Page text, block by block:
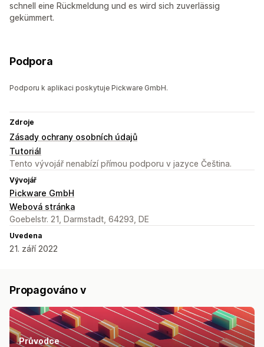
schnell eine Rückmeldung und es wird sich zuverlässig
gekümmert.
Podpora
Podporu k aplikaci poskytuje Pickware GmbH.
Zdroje
Zásady ochrany osobních údajů
Tutoriál
Tento vývojář nenabízí přímou podporu v jazyce Čeština.
Vývojář
Pickware GmbH
Webová stránka
Goebelstr. 21, Darmstadt, 64293, DE
Uvedena
21. září 2022
Propagováno v
Průvodce